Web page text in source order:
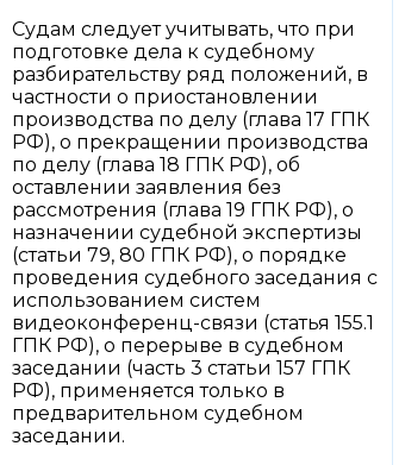
Судам следует учитывать, что при
подготовке дела к судебному
разбирательству ряд положений, в
частности о приостановлении
производства по делу (глава 17 ГПК
РФ), о прекращении производства
по делу (глава 18 ГПК РФ), об
оставлении заявления без
рассмотрения (глава 19 ГПК РФ), о
назначении судебной экспертизы
(статьи 79, 80 ГПК РФ), о порядке
проведения судебного заседания с
использованием систем
видеоконференц-связи (статья 155.1
ГПК РФ), о перерыве в судебном
заседании (часть 3 статьи 157 ГПК
РФ), применяется только в
предварительном судебном
заседании.